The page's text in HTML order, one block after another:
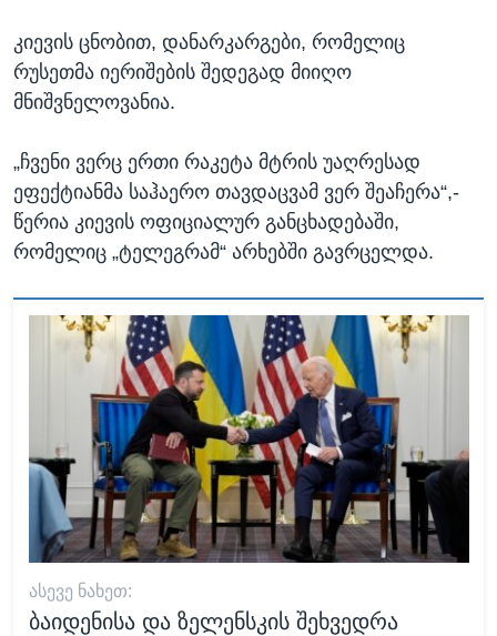
კიევის ცნობით, დანარკარგები, რომელიც
რუსეთმა იერიშების შედეგად მიიღო
მნიშვნელოვანია.
„ჩვენი ვერც ერთი რაკეტა მტრის უაღრესად
ეფექტიანმა საჰაერო თავდაცვამ ვერ შეაჩერა“,-
წერია კიევის ოფიციალურ განცხადებაში,
რომელიც „ტელეგრამ“ არხებში გავრცელდა.
ᲐᲡᲔᲕᲔ ᲜᲐᲮᲔᲗ:
ბაიდენისა და ზელენსკის შეხვედრა